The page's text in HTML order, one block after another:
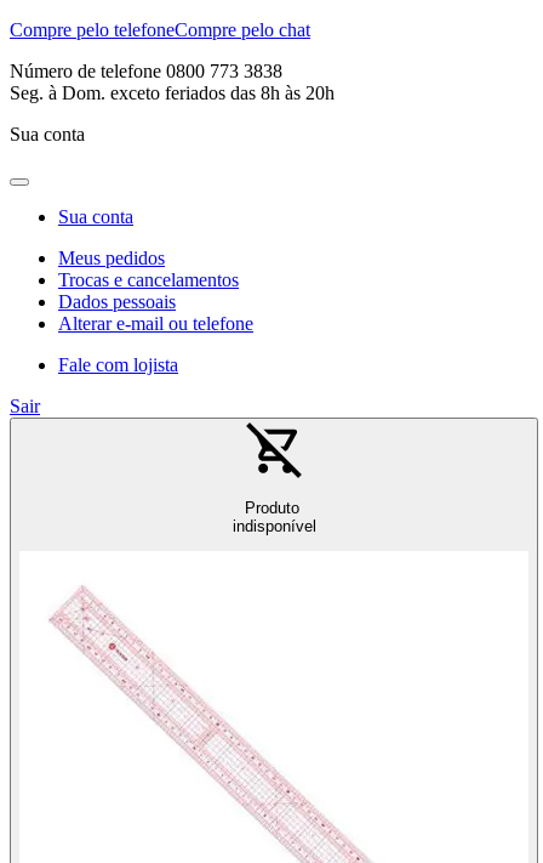
Compre pelo telefoneCompre pelo chat
Número de telefone 0800 773 3838
Seg. à Dom. exceto feriados das 8h às 20h
Sua conta
Sua conta
Meus pedidos
Trocas e cancelamentos
Dados pessoais
Alterar e-mail ou telefone
Fale com lojista
Sair
Produto
indisponível